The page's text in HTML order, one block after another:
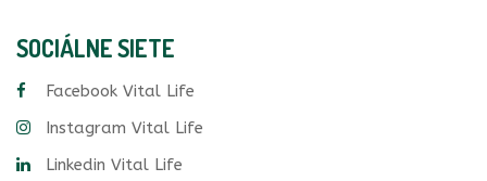
SOCIÁLNE SIETE
Facebook Vital Life
Instagram Vital Life
Linkedin Vital Life